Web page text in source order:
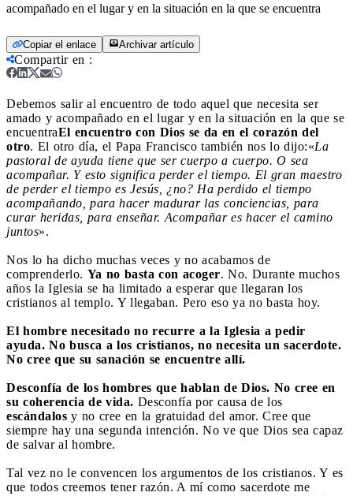
acompañado en el lugar y en la situación en la que se encuentra
Copiar el enlace Archivar artículo
Compartir en :
Debemos salir al encuentro de todo aquel que necesita ser
amado y acompañado en el lugar y en la situación en la que se
encuentraEl encuentro con Dios se da en el corazón del
otro. El otro día, el Papa Francisco también nos lo dijo:«La
pastoral de ayuda tiene que ser cuerpo a cuerpo. O sea
acompañar. Y esto significa perder el tiempo. El gran maestro
de perder el tiempo es Jesús, ¿no? Ha perdido el tiempo
acompañando, para hacer madurar las conciencias, para
curar heridas, para enseñar. Acompañar es hacer el camino
juntos».
Nos lo ha dicho muchas veces y no acabamos de
comprenderlo. Ya no basta con acoger. No. Durante muchos
años la Iglesia se ha limitado a esperar que llegaran los
cristianos al templo. Y llegaban. Pero eso ya no basta hoy.
El hombre necesitado no recurre a la Iglesia a pedir
ayuda. No busca a los cristianos, no necesita un sacerdote.
No cree que su sanación se encuentre allí.
Desconfía de los hombres que hablan de Dios. No cree en
su coherencia de vida. Desconfía por causa de los
escándalos y no cree en la gratuidad del amor. Cree que
siempre hay una segunda intención. No ve que Dios sea capaz
de salvar al hombre.
Tal vez no le convencen los argumentos de los cristianos. Y es
que todos creemos tener razón. A mí como sacerdote me